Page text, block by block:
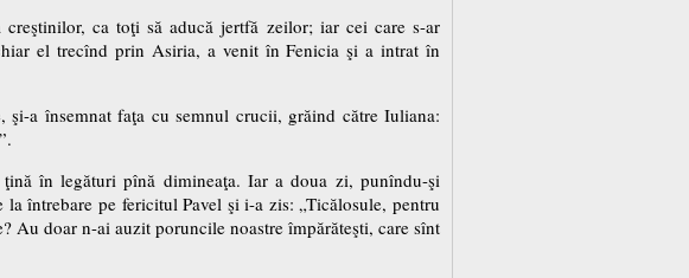
ca toţi să aducă jertfă zeilor; iar cei care s-ar
el trecînd prin Asiria, a venit în Fenicia şi a intrat în
a însemnat faţa cu semnul crucii, grăind către Iuliana:
în legături pînă dimineaţa. Iar a doua zi, punîndu-şi
întrebare pe fericitul Pavel şi i-a zis: „Ticălosule, pentru
Au doar n-ai auzit poruncile noastre împărăteşti, care sînt